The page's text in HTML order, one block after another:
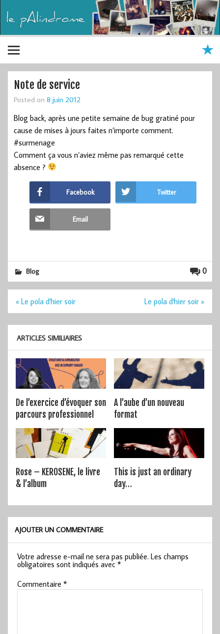
Note de service
Posted on 8 juin 2012
Blog back, après une petite semaine de bug gratiné pour
cause de mises à jours faites n’importe comment.
#surmenage
Comment ça vous n’aviez même pas remarqué cette
absence ?
Facebook Twitter
Email
0
Blog
Navigation
« Le pola d'hier soir Le pola d'hier soir »
ARTICLES SIMILIAIRES
De l’exercice d’évoquer son
parcours professionnel
A l’aube d’un nouveau
format
Rose – KEROSENE, le livre
& l’album
This is just an ordinary
day…
AJOUTER UN COMMENTAIRE
Votre adresse e-mail ne sera pas publiée. Les champs
obligatoires sont indiqués avec*
Commentaire*